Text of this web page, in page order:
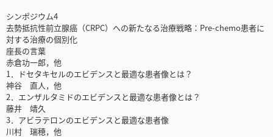
シンポジウム4
去勢抵抗性前立腺癌（CRPC）への新たなる治療戦略：Pre-chemo患者に
対する治療の個別化
座長の言葉
赤倉功一郎，他
1．ドセタキセルのエビデンスと最適な患者像とは？
神谷 直人，他
2．エンザルタミドのエビデンスと最適な患者像とは？
藤井 靖久
3．アビラテロンのエビデンスと最適な患者像
川村 瑞穂，他